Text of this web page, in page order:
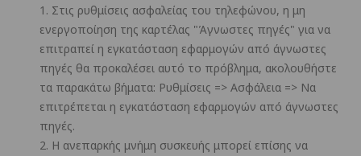
1. Στις ρυθμίσεις ασφαλείας του τηλεφώνου, η μη
ενεργοποίηση της καρτέλας "Άγνωστες πηγές" για να
επιτραπεί η εγκατάσταση εφαρμογών από άγνωστες
πηγές θα προκαλέσει αυτό το πρόβλημα, ακολουθήστε
τα παρακάτω βήματα: Ρυθμίσεις => Ασφάλεια => Να
επιτρέπεται η εγκατάσταση εφαρμογών από άγνωστες
πηγές.
2. Η ανεπαρκής μνήμη συσκευής μπορεί επίσης να